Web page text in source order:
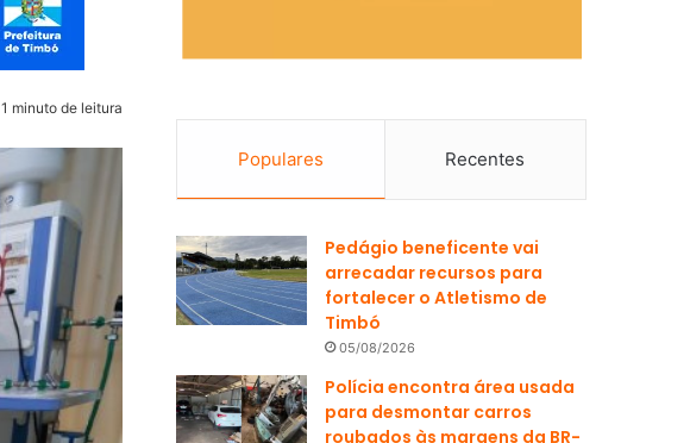
1 minuto de leitura
Populares Recentes
Pedágio beneficente vai
arrecadar recursos para
fortalecer o Atletismo de
Timbó
05/08/2026
Polícia encontra área usada
para desmontar carros
roubados às margens da BR-